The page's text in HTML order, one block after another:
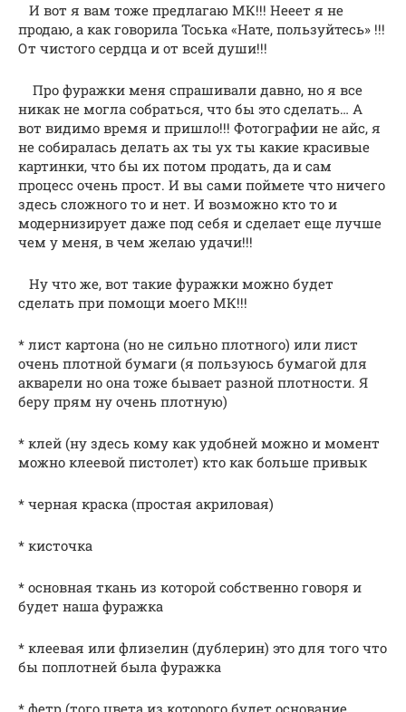
И вот я вам тоже предлагаю МК!!! Нееет я не
продаю, а как говорила Тоська «Нате, пользуйтесь» !!!
От чистого сердца и от всей души!!!
Про фуражки меня спрашивали давно, но я все
никак не могла собраться, что бы это сделать… А
вот видимо время и пришло!!! Фотографии не айс, я
не собиралась делать ах ты ух ты какие красивые
картинки, что бы их потом продать, да и сам
процесс очень прост. И вы сами поймете что ничего
здесь сложного то и нет. И возможно кто то и
модернизирует даже под себя и сделает еще лучше
чем у меня, в чем желаю удачи!!!
Ну что же, вот такие фуражки можно будет
сделать при помощи моего МК!!!
* лист картона (но не сильно плотного) или лист
очень плотной бумаги (я пользуюсь бумагой для
акварели но она тоже бывает разной плотности. Я
беру прям ну очень плотную)
* клей (ну здесь кому как удобней можно и момент
можно клеевой пистолет) кто как больше привык
* черная краска (простая акриловая)
* кисточка
* основная ткань из которой собственно говоря и
будет наша фуражка
* клеевая или флизелин (дублерин) это для того что
бы поплотней была фуражка